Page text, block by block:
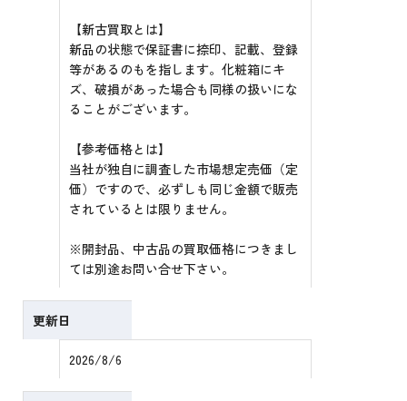
【新古買取とは】
新品の状態で保証書に捺印、記載、登録
等があるのもを指します。化粧箱にキ
ズ、破損があった場合も同様の扱いにな
ることがございます。
【参考価格とは】
当社が独自に調査した市場想定売価（定
価）ですので、必ずしも同じ金額で販売
されているとは限りません。
※開封品、中古品の買取価格につきまし
ては別途お問い合せ下さい。
更新日
2026/8/6